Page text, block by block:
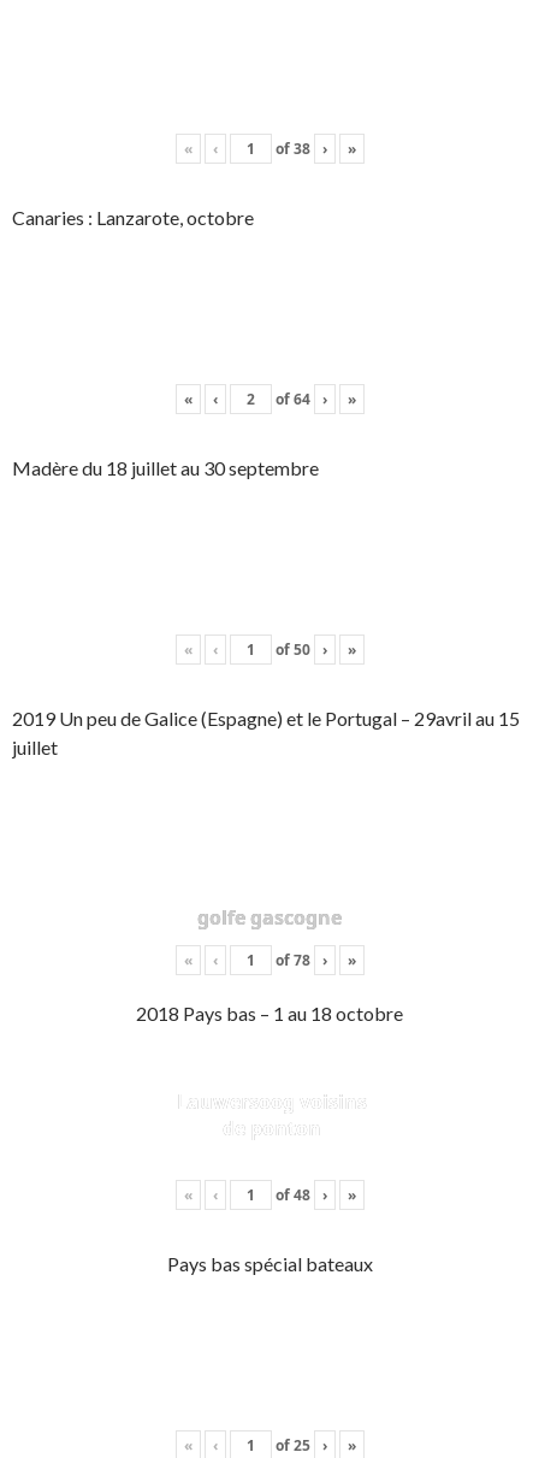
« ‹ of38 › »
Canaries : Lanzarote, octobre
« ‹ of64 › »
Madère du 18 juillet au 30 septembre
« ‹ of50 › »
2019 Un peu de Galice (Espagne) et le Portugal – 29avril au 15
juillet
golfe gascogne
« ‹ of78 › »
2018 Pays bas – 1 au 18 octobre
Lauwersoog voisins
de ponton
« ‹ of48 › »
Pays bas spécial bateaux
« ‹ of25 › »